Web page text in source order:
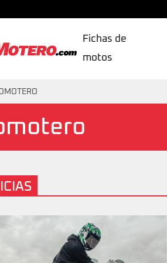
Fichas de
motos